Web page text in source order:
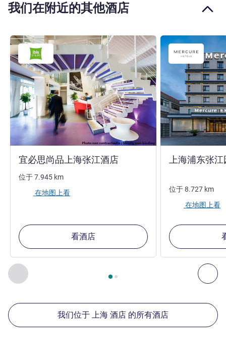
我们在附近的其他酒店
上一个 - 我们在附近的其他酒店 下
第 1页，共 , 我们在附近的其他酒店 1 :, 我们在附近的
宜必思尚品上海张江酒店
位于7.945 km
在地图上看
看酒店
上海浦东张
位于8.727 km
在地图上看
我们位于 上海 酒店 的所有酒店